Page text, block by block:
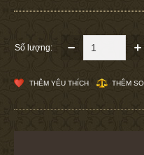
Số lượng:
THÊM YÊU THÍCH THÊM